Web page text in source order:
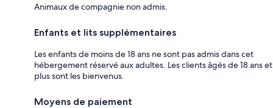
Animaux de compagnie non admis.
Enfants et lits supplémentaires
Les enfants de moins de 18 ans ne sont pas admis dans cet
hébergement réservé aux adultes. Les clients âgés de 18 ans et
plus sont les bienvenus.
Moyens de paiement